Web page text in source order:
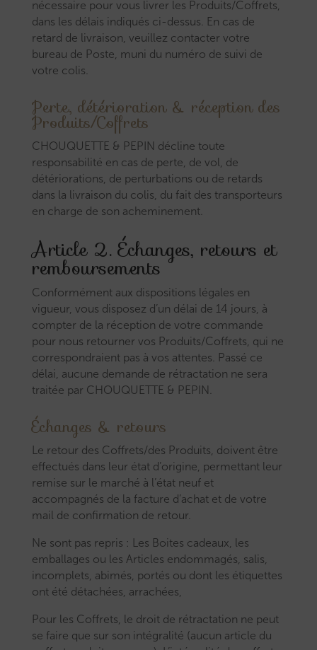
nécessaire pour vous livrer les Produits/Coffrets,
dans les délais indiqués ci-dessus. En cas de
retard de livraison, veuillez contacter votre
bureau de Poste, muni du numéro de suivi de
votre colis.
Perte, détérioration & réception des
Produits/Coffrets
CHOUQUETTE & PEPIN décline toute
responsabilité en cas de perte, de vol, de
détériorations, de perturbations ou de retards
dans la livraison du colis, du fait des transporteurs
en charge de son acheminement.
Article 2. Échanges, retours et
remboursements
Conformément aux dispositions légales en
vigueur, vous disposez d’un délai de 14 jours, à
compter de la réception de votre commande
pour nous retourner vos Produits/Coffrets, qui ne
correspondraient pas à vos attentes. Passé ce
délai, aucune demande de rétractation ne sera
traitée par CHOUQUETTE & PEPIN.
Échanges & retours
Le retour des Coffrets/des Produits, doivent être
effectués dans leur état d’origine, permettant leur
remise sur le marché à l’état neuf et
accompagnés de la facture d’achat et de votre
mail de confirmation de retour.
Ne sont pas repris : Les Boites cadeaux, les
emballages ou les Articles endommagés, salis,
incomplets, abimés, portés ou dont les étiquettes
ont été détachées, arrachées,
Pour les Coffrets, le droit de rétractation ne peut
se faire que sur son intégralité (aucun article du